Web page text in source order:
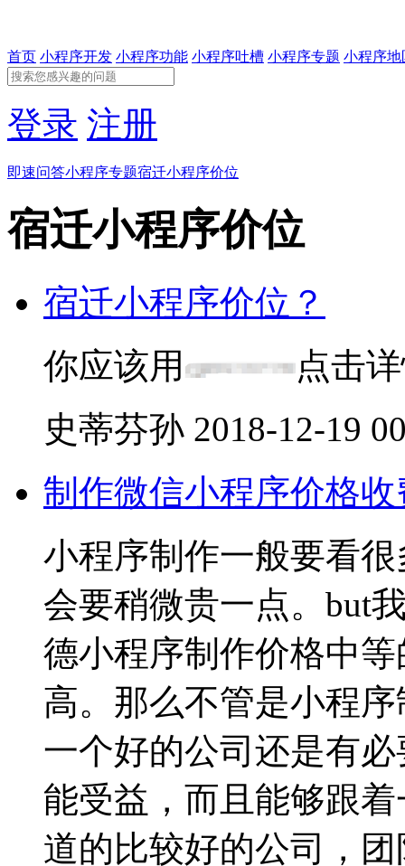
首页 小程序开发 小程序功能 小程序吐槽 小程序专题 小程序地
登录 注册
即速问答小程序专题宿迁小程序价位
宿迁小程序价位
宿迁小程序价位？
你应该用
点击
史蒂芬孙 2018-12-19
制作微信小程序价格
小程序制作一般要看
会要稍微贵一点。but
德小程序制作价格中
高。那么不管是小程
一个好的公司还是有
能受益，而且能够跟
道的比较好的公司，